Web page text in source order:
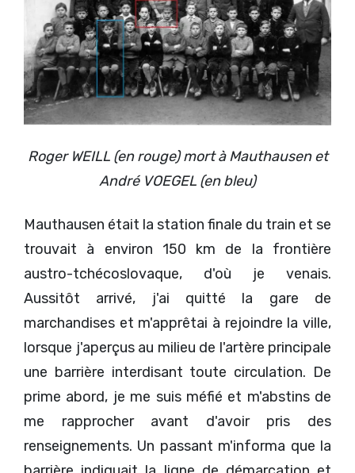
Roger WEILL (en rouge) mort à Mauthausen et
André VOEGEL (en bleu)
Mauthausen était la station finale du train et se
trouvait à environ 150 km de la frontière
austro-tchécoslovaque, d'où je venais.
Aussitôt arrivé, j'ai quitté la gare de
marchandises et m'apprêtai à rejoindre la ville,
lorsque j'aperçus au milieu de l'artère principale
une barrière interdisant toute circulation. De
prime abord, je me suis méfié et m'abstins de
me rapprocher avant d'avoir pris des
renseignements. Un passant m'informa que la